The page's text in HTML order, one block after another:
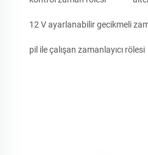
12 V ayarlanabilir gecikmeli
pil ile çalışan zamanlayıcı rölesi